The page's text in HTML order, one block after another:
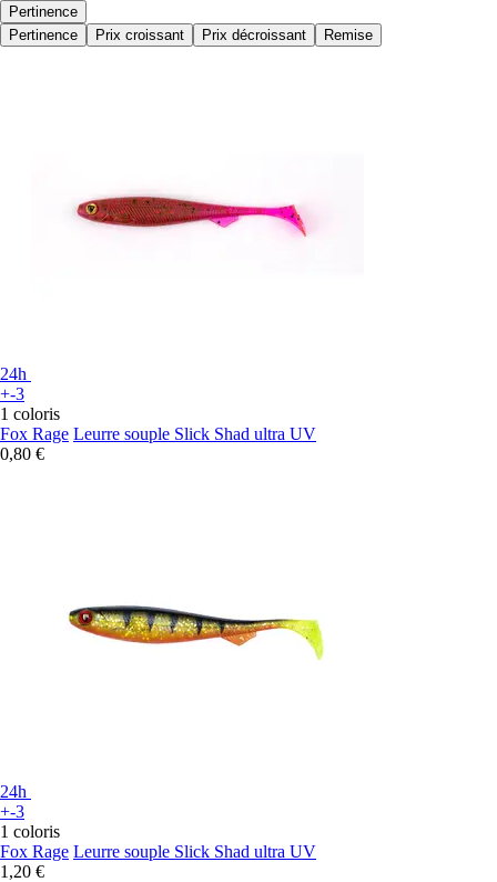
Pertinence
Pertinence
Prix croissant Prix décroissant Remise
24h
+-3
1 coloris
Fox Rage Leurre souple Slick Shad ultra UV
0,80 €
24h
+-3
1 coloris
Fox Rage Leurre souple Slick Shad ultra UV
1,20 €